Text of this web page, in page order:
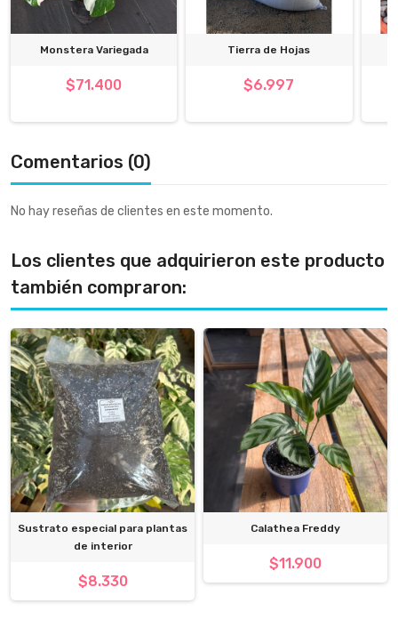
Monstera Variegada
$71.400
Tierra de Hojas
$6.997
Comentarios (0)
No hay reseñas de clientes en este momento.
Los clientes que adquirieron este producto
también compraron:
Sustrato especial para plantas
de interior
$8.330
Calathea Freddy
$11.900